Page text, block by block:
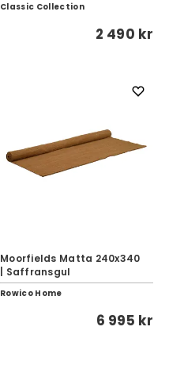
Classic Collection
2 490 kr
Moorfields Matta 240x340
| Saffransgul
Rowico Home
6 995 kr